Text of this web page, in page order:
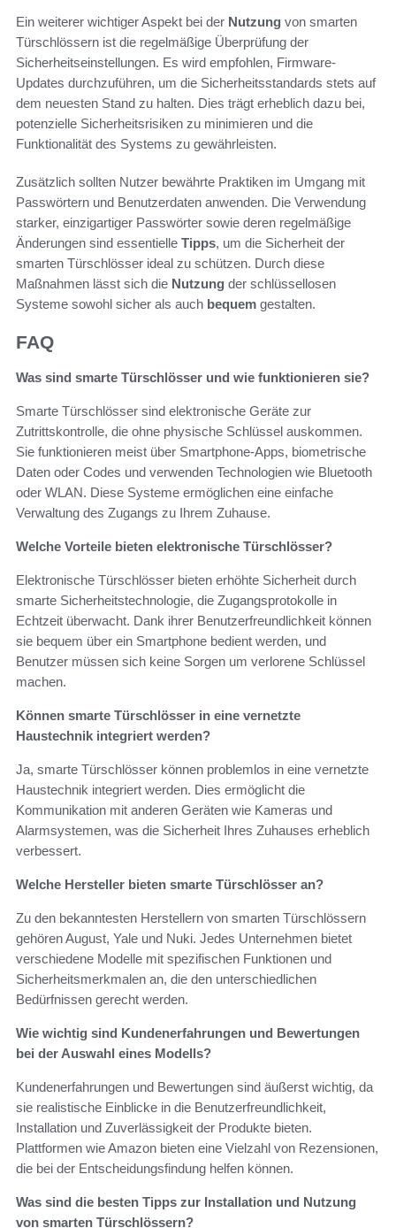
Ein weiterer wichtiger Aspekt bei der Nutzung von smarten
Türschlössern ist die regelmäßige Überprüfung der
Sicherheitseinstellungen. Es wird empfohlen, Firmware-
Updates durchzuführen, um die Sicherheitsstandards stets auf
dem neuesten Stand zu halten. Dies trägt erheblich dazu bei,
potenzielle Sicherheitsrisiken zu minimieren und die
Funktionalität des Systems zu gewährleisten.
Zusätzlich sollten Nutzer bewährte Praktiken im Umgang mit
Passwörtern und Benutzerdaten anwenden. Die Verwendung
starker, einzigartiger Passwörter sowie deren regelmäßige
Änderungen sind essentielle Tipps, um die Sicherheit der
smarten Türschlösser ideal zu schützen. Durch diese
Maßnahmen lässt sich die Nutzung der schlüssellosen
Systeme sowohl sicher als auch bequem gestalten.
FAQ
Was sind smarte Türschlösser und wie funktionieren sie?
Smarte Türschlösser sind elektronische Geräte zur
Zutrittskontrolle, die ohne physische Schlüssel auskommen.
Sie funktionieren meist über Smartphone-Apps, biometrische
Daten oder Codes und verwenden Technologien wie Bluetooth
oder WLAN. Diese Systeme ermöglichen eine einfache
Verwaltung des Zugangs zu Ihrem Zuhause.
Welche Vorteile bieten elektronische Türschlösser?
Elektronische Türschlösser bieten erhöhte Sicherheit durch
smarte Sicherheitstechnologie, die Zugangsprotokolle in
Echtzeit überwacht. Dank ihrer Benutzerfreundlichkeit können
sie bequem über ein Smartphone bedient werden, und
Benutzer müssen sich keine Sorgen um verlorene Schlüssel
machen.
Können smarte Türschlösser in eine vernetzte
Haustechnik integriert werden?
Ja, smarte Türschlösser können problemlos in eine vernetzte
Haustechnik integriert werden. Dies ermöglicht die
Kommunikation mit anderen Geräten wie Kameras und
Alarmsystemen, was die Sicherheit Ihres Zuhauses erheblich
verbessert.
Welche Hersteller bieten smarte Türschlösser an?
Zu den bekanntesten Herstellern von smarten Türschlössern
gehören August, Yale und Nuki. Jedes Unternehmen bietet
verschiedene Modelle mit spezifischen Funktionen und
Sicherheitsmerkmalen an, die den unterschiedlichen
Bedürfnissen gerecht werden.
Wie wichtig sind Kundenerfahrungen und Bewertungen
bei der Auswahl eines Modells?
Kundenerfahrungen und Bewertungen sind äußerst wichtig, da
sie realistische Einblicke in die Benutzerfreundlichkeit,
Installation und Zuverlässigkeit der Produkte bieten.
Plattformen wie Amazon bieten eine Vielzahl von Rezensionen,
die bei der Entscheidungsfindung helfen können.
Was sind die besten Tipps zur Installation und Nutzung
von smarten Türschlössern?